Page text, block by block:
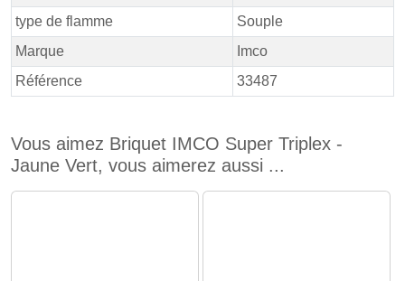
type de flamme
Souple
Marque
Imco
Référence
33487
Vous aimez Briquet IMCO Super Triplex -
Jaune Vert, vous aimerez aussi ...